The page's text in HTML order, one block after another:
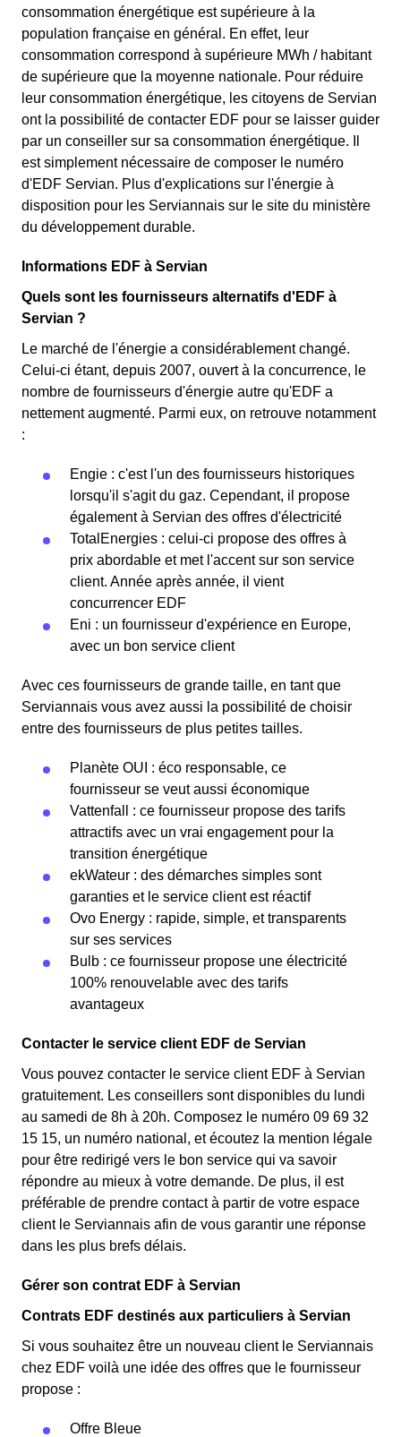
consommation énergétique est supérieure à la
population française en général. En effet, leur
consommation correspond à supérieure MWh / habitant
de supérieure que la moyenne nationale. Pour réduire
leur consommation énergétique, les citoyens de Servian
ont la possibilité de contacter EDF pour se laisser guider
par un conseiller sur sa consommation énergétique. Il
est simplement nécessaire de composer le numéro
d'EDF Servian. Plus d'explications sur l'énergie à
disposition pour les Serviannais sur le site du ministère
du développement durable.
Informations EDF à Servian
Quels sont les fournisseurs alternatifs d'EDF à
Servian ?
Le marché de l'énergie a considérablement changé.
Celui-ci étant, depuis 2007, ouvert à la concurrence, le
nombre de fournisseurs d'énergie autre qu'EDF a
nettement augmenté. Parmi eux, on retrouve notamment
:
Engie : c'est l'un des fournisseurs historiques
lorsqu'il s'agit du gaz. Cependant, il propose
également à Servian des offres d'électricité
TotalEnergies : celui-ci propose des offres à
prix abordable et met l'accent sur son service
client. Année après année, il vient
concurrencer EDF
Eni : un fournisseur d'expérience en Europe,
avec un bon service client
Avec ces fournisseurs de grande taille, en tant que
Serviannais vous avez aussi la possibilité de choisir
entre des fournisseurs de plus petites tailles.
Planète OUI : éco responsable, ce
fournisseur se veut aussi économique
Vattenfall : ce fournisseur propose des tarifs
attractifs avec un vrai engagement pour la
transition énergétique
ekWateur : des démarches simples sont
garanties et le service client est réactif
Ovo Energy : rapide, simple, et transparents
sur ses services
Bulb : ce fournisseur propose une électricité
100% renouvelable avec des tarifs
avantageux
Contacter le service client EDF de Servian
Vous pouvez contacter le service client EDF à Servian
gratuitement. Les conseillers sont disponibles du lundi
au samedi de 8h à 20h. Composez le numéro 09 69 32
15 15, un numéro national, et écoutez la mention légale
pour être redirigé vers le bon service qui va savoir
répondre au mieux à votre demande. De plus, il est
préférable de prendre contact à partir de votre espace
client le Serviannais afin de vous garantir une réponse
dans les plus brefs délais.
Gérer son contrat EDF à Servian
Contrats EDF destinés aux particuliers à Servian
Si vous souhaitez être un nouveau client le Serviannais
chez EDF voilà une idée des offres que le fournisseur
propose :
Offre Bleue